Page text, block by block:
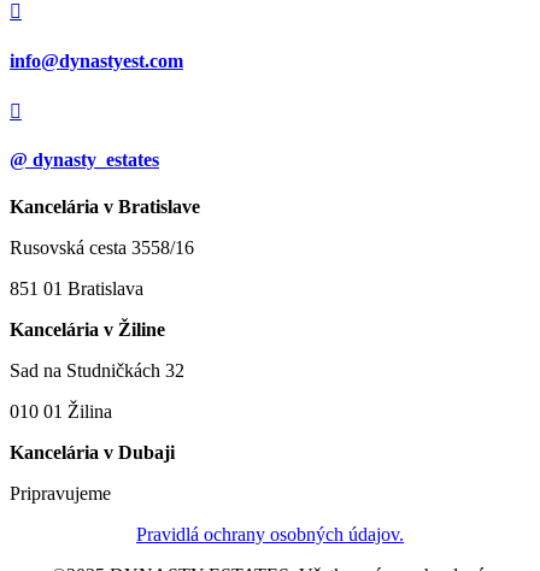

info@dynastyest.com

@ dynasty_estates
Kancelária v Bratislave
Rusovská cesta 3558/16
851 01 Bratislava
Kancelária v Žiline
Sad na Studničkách 32
010 01 Žilina
Kancelária v Dubaji
Pripravujeme
Pravidlá ochrany osobných údajov.